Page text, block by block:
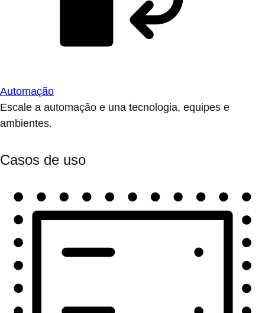
Automação
Escale a automação e una tecnologia, equipes e
ambientes.
Casos de uso